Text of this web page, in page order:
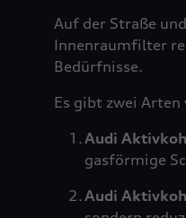
Auf der Straße
Innenraumfilter
Bedürfnisse.
Es gibt zwei
Audi
gasförmige
Audi